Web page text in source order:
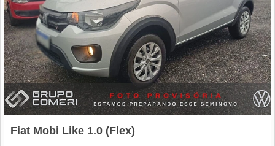
Fiat Mobi Like 1.0 (Flex)